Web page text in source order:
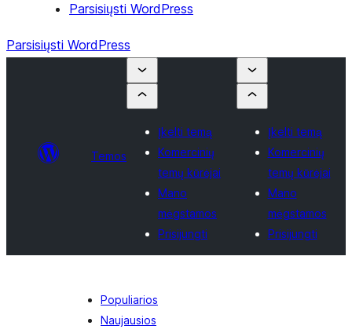
Parsisiųsti WordPress
Parsisiųsti WordPress
Temos
Įkelti temą
Komercinių
temų kūrėjai
Mano
mėgstamos
Prisijungti
Įkelti temą
Komercinių
temų kūrėjai
Mano
mėgstamos
Prisijungti
Populiarios
Naujausios